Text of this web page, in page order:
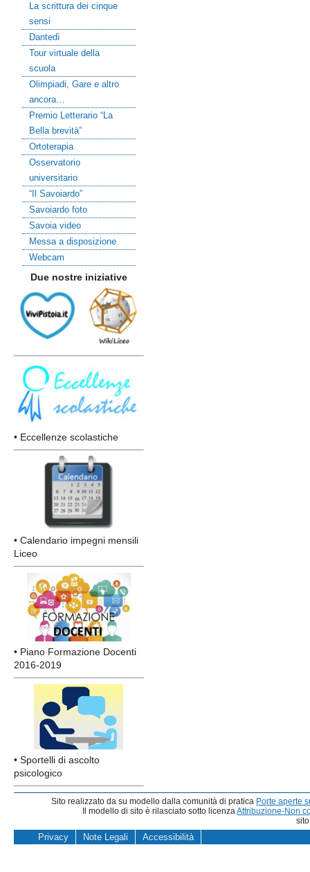
La scrittura dei cinque
sensi
Dantedì
Tour virtuale della
scuola
Olimpiadi, Gare e altro
ancora…
Premio Letterario “La
Bella brevità”
Ortoterapia
Osservatorio
universitario
“Il Savoiardo”
Savoiardo foto
Savoia video
Messa a disposizione
Webcam
Due nostre iniziative
• Eccellenze scolastiche
• Calendario impegni mensili
Liceo
• Piano Formazione Docenti
2016-2019
• Sportelli di ascolto
psicologico
Sito realizzato da su modello dalla comunità di pratica Porte aperte
Il modello di sito è rilasciato sotto licenzaAttribuzione-Non
Privacy Note Legali Accessibilità